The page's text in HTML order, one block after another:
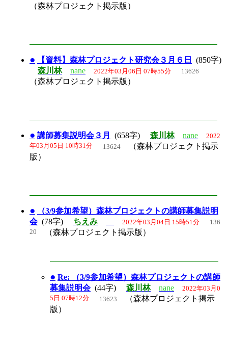
（森林プロジェクト掲示版）
● 【資料】森林プロジェクト研究会３月６日
(850字)
森川林
nane 2022年03月06日 07時55分 13626
（森林プロジェクト掲示版）
● 講師募集説明会３月 (658字) 森川林 nane 2022
年03月05日 10時31分 13624 （森林プロジェクト掲示
版）
●
（3/9参加希望）森林プロジェクトの講師募集説明
会(78字) ちえみ 2022年03月04日 15時51分 136
20 （森林プロジェクト掲示版）
● Re: （3/9参加希望）森林プロジェクトの講師
募集説明会(44字) 森川林 nane 2022年03月0
5日 07時12分 13623
（森林プロジェクト掲示
版）